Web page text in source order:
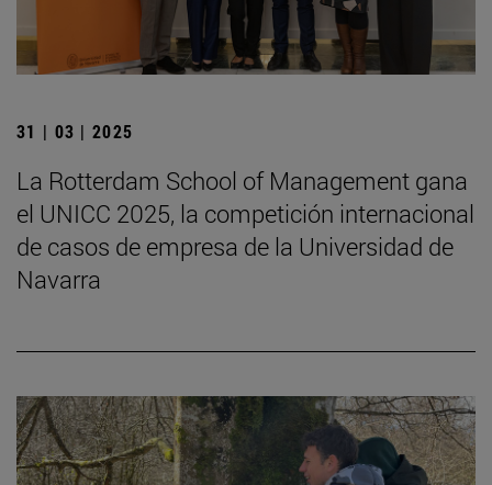
31 | 03 | 2025
La Rotterdam School of Management gana
el UNICC 2025, la competición internacional
de casos de empresa de la Universidad de
Navarra